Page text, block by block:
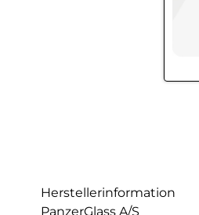
Herstellerinformation
PanzerGlass A/S